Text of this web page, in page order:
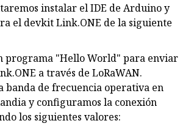
instalar el IDE de Arduino y
el devkit Link.ONE de la siguiente
programa "Hello World" para enviar
a través de LoRaWAN.
banda de frecuencia operativa en
y configuramos la conexión
los siguientes valores: